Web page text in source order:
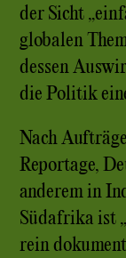
der Sicht
globalen
dessen
die Politik
Nach
Reportage,
anderem in
Südafrika ist
rein